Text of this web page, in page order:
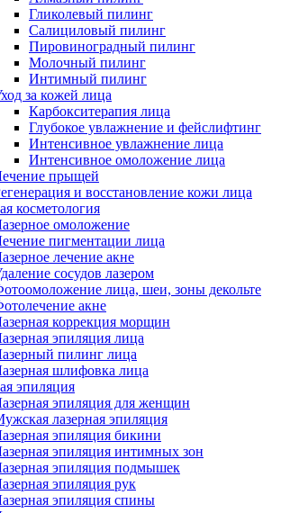
Гликолевый пилинг
Салициловый пилинг
Пировиноградный пилинг
Молочный пилинг
Интимный пилинг
за кожей лица
Карбокситерапия лица
Глубокое увлажнение и фейслифтинг
Интенсивное увлажнение лица
Интенсивное омоложение лица
прыщей
и восстановление кожи лица
косметология
омоложение
пигментации лица
лечение акне
сосудов лазером
лица, шеи, зоны декольте
акне
коррекция морщин
эпиляция лица
пилинг лица
шлифовка лица
эпиляция
эпиляция для женщин
лазерная эпиляция
эпиляция бикини
эпиляция интимных зон
эпиляция подмышек
эпиляция рук
эпиляция спины